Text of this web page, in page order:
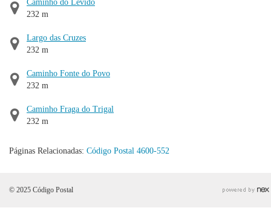
Caminho do Levido
232 m
Largo das Cruzes
232 m
Caminho Fonte do Povo
232 m
Caminho Fraga do Trigal
232 m
Páginas Relacionadas: Código Postal 4600-552
© 2025 Código Postal